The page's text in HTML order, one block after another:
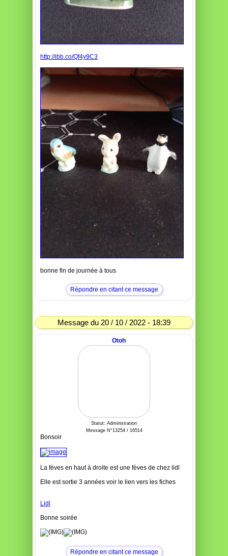
http://ibb.co/Qf4y9C3
bonne fin de journée à tous
Répondre en citant ce message
Message du 20 / 10 / 2022 - 18:39
Otoh
Statut: Administration
Message N°13254 / 16514
Bonsoir
La fèves en haut à droite est une fèves de chez lidl
Elle est sortie 3 années voir le lien vers les fiches
Lidl
Bonne soirée
Répondre en citant ce message